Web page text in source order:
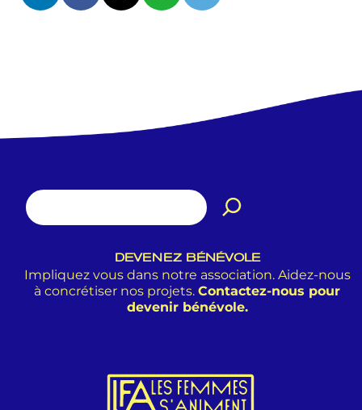
DEVENEZ BÉNÉVOLE
Impliquez vous dans notre association. Aidez-nous
à concrétiser nos projets. Contactez-nous pour
devenir bénévole.